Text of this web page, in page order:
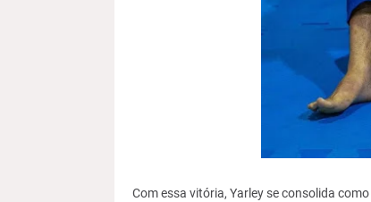
Com essa vitória, Yarley se consolida